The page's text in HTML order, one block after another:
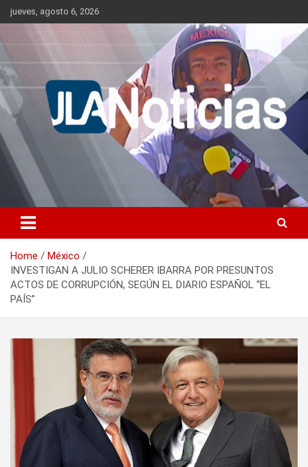
Skip
to
jueves, agosto 6, 2026
Jlanoticias
Información relevante en tiempo real.
Home
México
INVESTIGAN A JULIO SCHERER IBARRA POR PRESUNTOS
ACTOS DE CORRUPCIÓN, SEGÚN EL DIARIO ESPAÑOL “EL
PAÍS”